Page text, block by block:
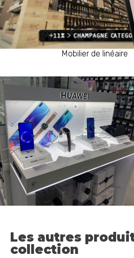
Mobilier de linéaire
Les autres
collection